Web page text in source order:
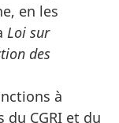
en les
Loi sur
des
à
du CGRI et du